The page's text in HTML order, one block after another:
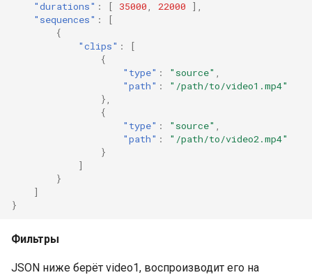
"durations" : [ 35000 22000
],
"sequences" :
[
{
"clips" :
[
{
"type" : "source"
"path" :
"/path/to/video1.mp4"
},
{
"type" : "source"
"path" :
"/path/to/video2.mp4"
}
]
}
]
}
Фильтры
JSON ниже берёт video1, воспроизводит его на